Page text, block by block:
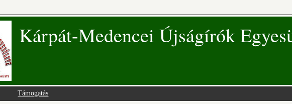
Kárpát-Medencei Újságírók
Támogatás